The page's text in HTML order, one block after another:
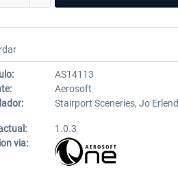
AS14113
Aerosoft
Stairport Sceneries, Jo Erlend
1.0.3
via: